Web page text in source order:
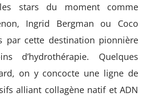
stars du moment comme
Ingrid Bergman ou Coco
par cette destination pionnière
d’hydrothérapie. Quelques
on y concocte une ligne de
alliant collagène natif et ADN